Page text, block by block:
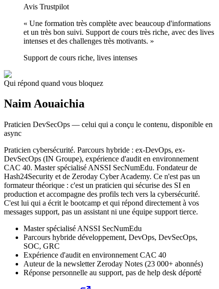
Avis Trustpilot
« Une formation très complète avec beaucoup d'informations
et un très bon suivi. Support de cours très riche, avec des lives
intenses et des challenges très motivants. »
Support de cours riche, lives intenses
Qui répond quand vous bloquez
Naim Aouaichia
Praticien DevSecOps — celui qui a conçu le contenu, disponible en
async
Praticien cybersécurité. Parcours hybride : ex-DevOps, ex-
DevSecOps (IN Groupe), expérience d'audit en environnement
CAC 40. Master spécialisé ANSSI SecNumEdu. Fondateur de
Hash24Security et de Zeroday Cyber Academy. Ce n'est pas un
formateur théorique : c'est un praticien qui sécurise des SI en
production et accompagne des profils tech vers la cybersécurité.
C'est lui qui a écrit le bootcamp et qui répond directement à vos
messages support, pas un assistant ni une équipe support tierce.
Master spécialisé ANSSI SecNumEdu
Parcours hybride développement, DevOps, DevSecOps,
SOC, GRC
Expérience d'audit en environnement CAC 40
Auteur de la newsletter Zeroday Notes (23 000+ abonnés)
Réponse personnelle au support, pas de help desk déporté